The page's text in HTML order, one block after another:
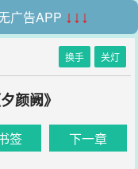
广告APP ↓↓↓
换手 关灯
颜阙》
签 下一章